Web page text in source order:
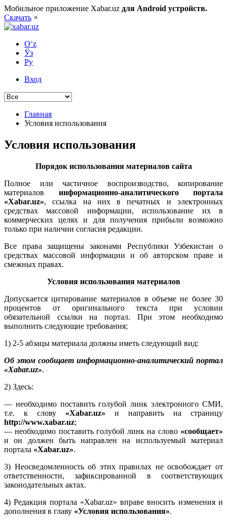
Мобильное приложение Xabar.uz для Android устройств.
Скачать ×
O‘z
Ўз
Ру
Вход
Главная
Условия использования
Условия использования
Порядок использования материалов сайта
Полное или частичное воспроизводство, копирование
материалов информационно-аналитического портала
«Xabar.uz», ссылка на них в печатных и электронных
средствах массовой информации, использование их в
коммерческих целях и для получения прибыли возможно
только при наличии согласия редакции.
Все права защищены законами Республики Узбекистан о
средствах массовой информации и об авторском праве и
смежных правах.
Условия использования материалов
Допускается цитирование материалов в объеме не более 30
процентов от оригинального текста при условии
обязательной ссылки на портал. При этом необходимо
выполнить следующие требования;
1) 2-5 абзацы материала должны иметь следующий вид:
Об этом сообщает информационно-аналитический портал
«Xabar.uz».
2) Здесь:
— необходимо поставить голубой линк электронного СМИ,
т.е. к слову «Xabar.uz» и направить на страницу
http://www.xabar.uz;
— необходимо поставить голубой линк на слово «сообщает»
и он должен быть направлен на используемый материал
портала «Xabar.uz».
3) Неосведомленность об этих правилах не освобождает от
ответственности, зафиксированной в соответствующих
законодательных актах.
4) Редакция портала «Xabar.uz» вправе вносить изменения и
дополнения в главу «Условия использования».